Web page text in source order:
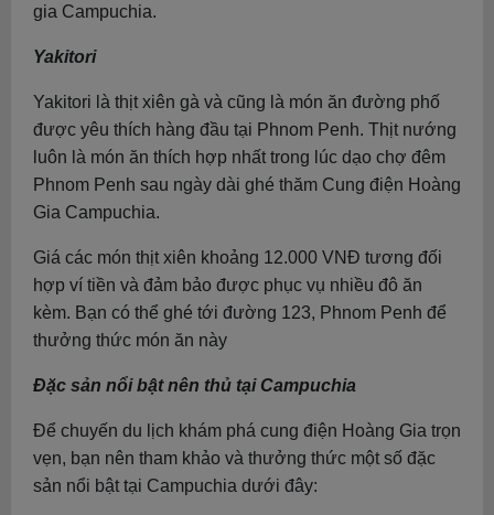
gia Campuchia.
Yakitori
Yakitori là thịt xiên gà và cũng là món ăn đường phố
được yêu thích hàng đầu tại Phnom Penh. Thịt nướng
luôn là món ăn thích hợp nhất trong lúc dạo chợ đêm
Phnom Penh sau ngày dài ghé thăm Cung điện Hoàng
Gia Campuchia.
Giá các món thịt xiên khoảng 12.000 VNĐ tương đối
hợp ví tiền và đảm bảo được phục vụ nhiều đô ăn
kèm. Bạn có thể ghé tới đường 123, Phnom Penh để
thưởng thức món ăn này
Đặc sản nổi bật nên thủ tại Campuchia
Để chuyến du lịch khám phá cung điện Hoàng Gia trọn
vẹn, bạn nên tham khảo và thưởng thức một số đặc
sản nổi bật tại Campuchia dưới đây: